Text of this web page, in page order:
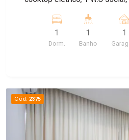
ser o condomínio mais
também o mais completo! DISPÕE DE: Elevador
,galeria de águas pluviais,
sauna seca, sistema de
vigilância 24 horas (automóvel) e Wi-
sua visita!
1
Dorm.
1
Banho
1
Cód. 2375